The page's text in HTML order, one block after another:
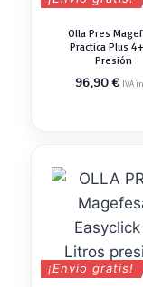
Olla Pres
Practica Plus
Presión
96,90€ IVA
¡Envio gratis!